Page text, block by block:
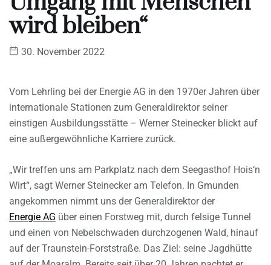
wird bleiben“
30. November 2022
Vom Lehrling bei der Energie AG in den 1970er Jahren über
internationale Stationen zum Generaldirektor seiner
einstigen Ausbildungsstätte – Werner Steinecker blickt auf
eine außergewöhnliche Karriere zurück.
„Wir treffen uns am Parkplatz nach dem Seegasthof Hois‘n
Wirt“, sagt Werner Steinecker am Telefon. In Gmunden
angekommen nimmt uns der Generaldirektor der
Energie AG über einen Forstweg mit, durch felsige Tunnel
und einen von Nebelschwaden durchzogenen Wald, hinauf
auf der Traunstein-Forststraße. Das Ziel: seine Jagdhütte